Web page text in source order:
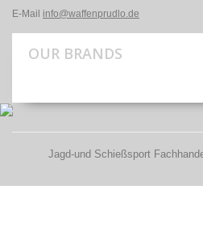
E-Mail info@waffenprudlo.de
OUR BRANDS
Jagd-und Schießsport